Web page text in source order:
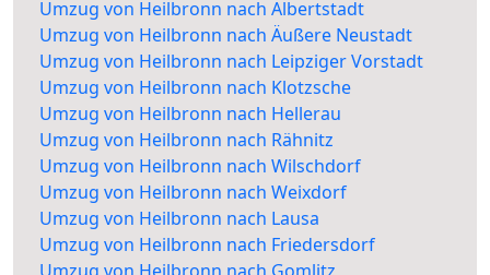
Umzug von Heilbronn nach Albertstadt
Umzug von Heilbronn nach Äußere Neustadt
Umzug von Heilbronn nach Leipziger Vorstadt
Umzug von Heilbronn nach Klotzsche
Umzug von Heilbronn nach Hellerau
Umzug von Heilbronn nach Rähnitz
Umzug von Heilbronn nach Wilschdorf
Umzug von Heilbronn nach Weixdorf
Umzug von Heilbronn nach Lausa
Umzug von Heilbronn nach Friedersdorf